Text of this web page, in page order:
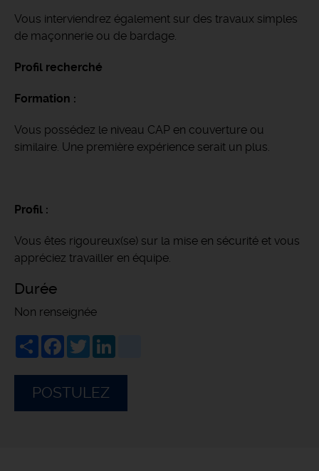
Vous interviendrez également sur des travaux simples
de maçonnerie ou de bardage.
Profil recherché
Formation :
Vous possédez le niveau CAP en couverture ou
similaire. Une première expérience serait un plus.
Profil :
Vous êtes rigoureux(se) sur la mise en sécurité et vous
appréciez travailler en équipe.
Durée
Non renseignée
ShareFacebook
Twitter
POSTULEZ